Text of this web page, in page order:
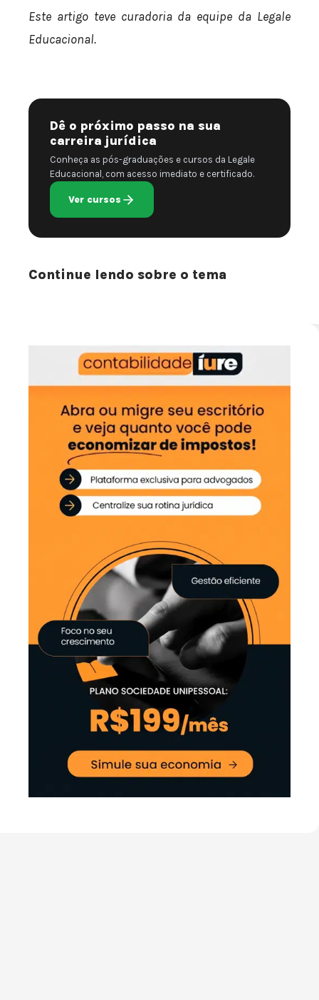
Este artigo teve curadoria da equipe da Legale
Educacional.
Dê o próximo passo na sua
carreira jurídica
Conheça as pós-graduações e cursos da Legale
Educacional, com acesso imediato e certificado.
Ver cursos
Continue lendo sobre o tema